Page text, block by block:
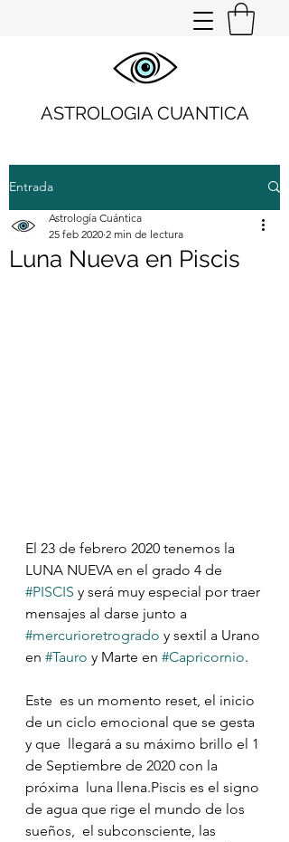
ASTROLOGIA CUANTICA
Entrada
Luna Nueva en Piscis
Astrología Cuántica
25 feb 2020 2 min de lectura
El 23 de febrero 2020 tenemos la
LUNA NUEVA en el grado 4 de
#PISCIS y será muy especial por traer
mensajes al darse junto a
#mercurioretrogrado y sextil a Urano
en #Tauro y Marte en #Capricornio.
Este  es un momento reset, el inicio
de un ciclo emocional que se gesta
y que  llegará a su máximo brillo el 1
de Septiembre de 2020 con la
próxima  luna llena.Piscis es el signo
de agua que rige el mundo de los
sueños,  el subconsciente, las